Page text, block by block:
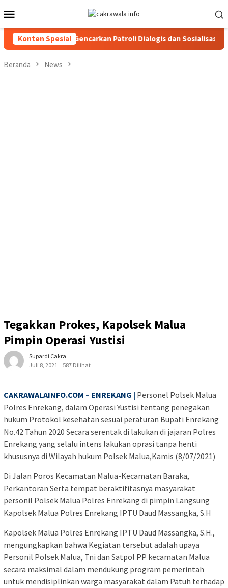
ke
kontenMobile
Konten Spesial
Utara Gencarkan Patroli Dialogis dan Sosialisasi Layanan
Beranda News
Tegakkan Prokes, Kapolsek Malua
Pimpin Operasi Yustisi
Supardi Cakra
Juli 8, 2021
587 Dilihat
CAKRAWALAINFO.COM – ENREKANG | Personel Polsek Malua
Polres Enrekang, dalam Operasi Yustisi tentang penegakan
hukum Protokol kesehatan sesuai peraturan Bupati Enrekang
No.42 Tahun 2020 Secara serentak di lakukan di jajaran Polres
Enrekang yang selalu intens lakukan oprasi tanpa henti
khususnya di Wilayah hukum Polsek Malua,Kamis (8/07/2021)
Di Jalan Poros Kecamatan Malua-Kecamatan Baraka,
Perkantoran Serta tempat beraktifitasnya masyarakat
personil Polsek Malua Polres Enrekang di pimpin Langsung
Kapolsek Malua Polres Enrekang IPTU Daud Massangka, S.H
Kapolsek Malua Polres Enrekang IPTU Daud Massangka, S.H.,
mengungkapkan bahwa Kegiatan tersebut adalah upaya
Personil Polsek Malua, Tni dan Satpol PP kecamatan Malua
secara maksimal dalam mendukung program pemerintah
untuk mendisiplinkan warga masyarakat dalam Patuh terhadap